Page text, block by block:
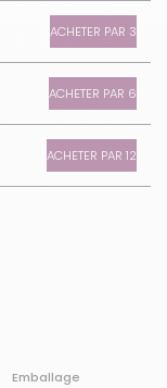
ACHETER PAR 3
ACHETER PAR 6
ACHETER PAR 12
Emballage